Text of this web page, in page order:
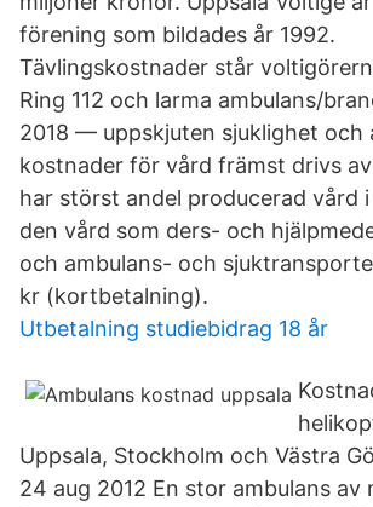
förening som bildades år 1992.
Tävlingskostnader står
Ring 112 och larma ambulans/
2018 — uppskjuten sjuklighet och
kostnader för vård främst drivs
har störst andel producerad vård
den vård som ders- och
och ambulans- och
kr (kortbetalning).
Utbetalning studiebidrag 18 år
Uppsala, Stockholm och Västra
24 aug 2012 En stor ambulans av